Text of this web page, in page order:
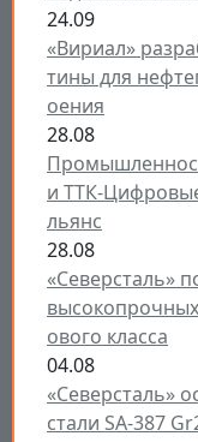
24.09
«Вириал»
тины для
оения
28.08
и ТТК-
льянс
28.08
«Северсталь»
ового класса
04.08
«Северсталь»
стали SA-387